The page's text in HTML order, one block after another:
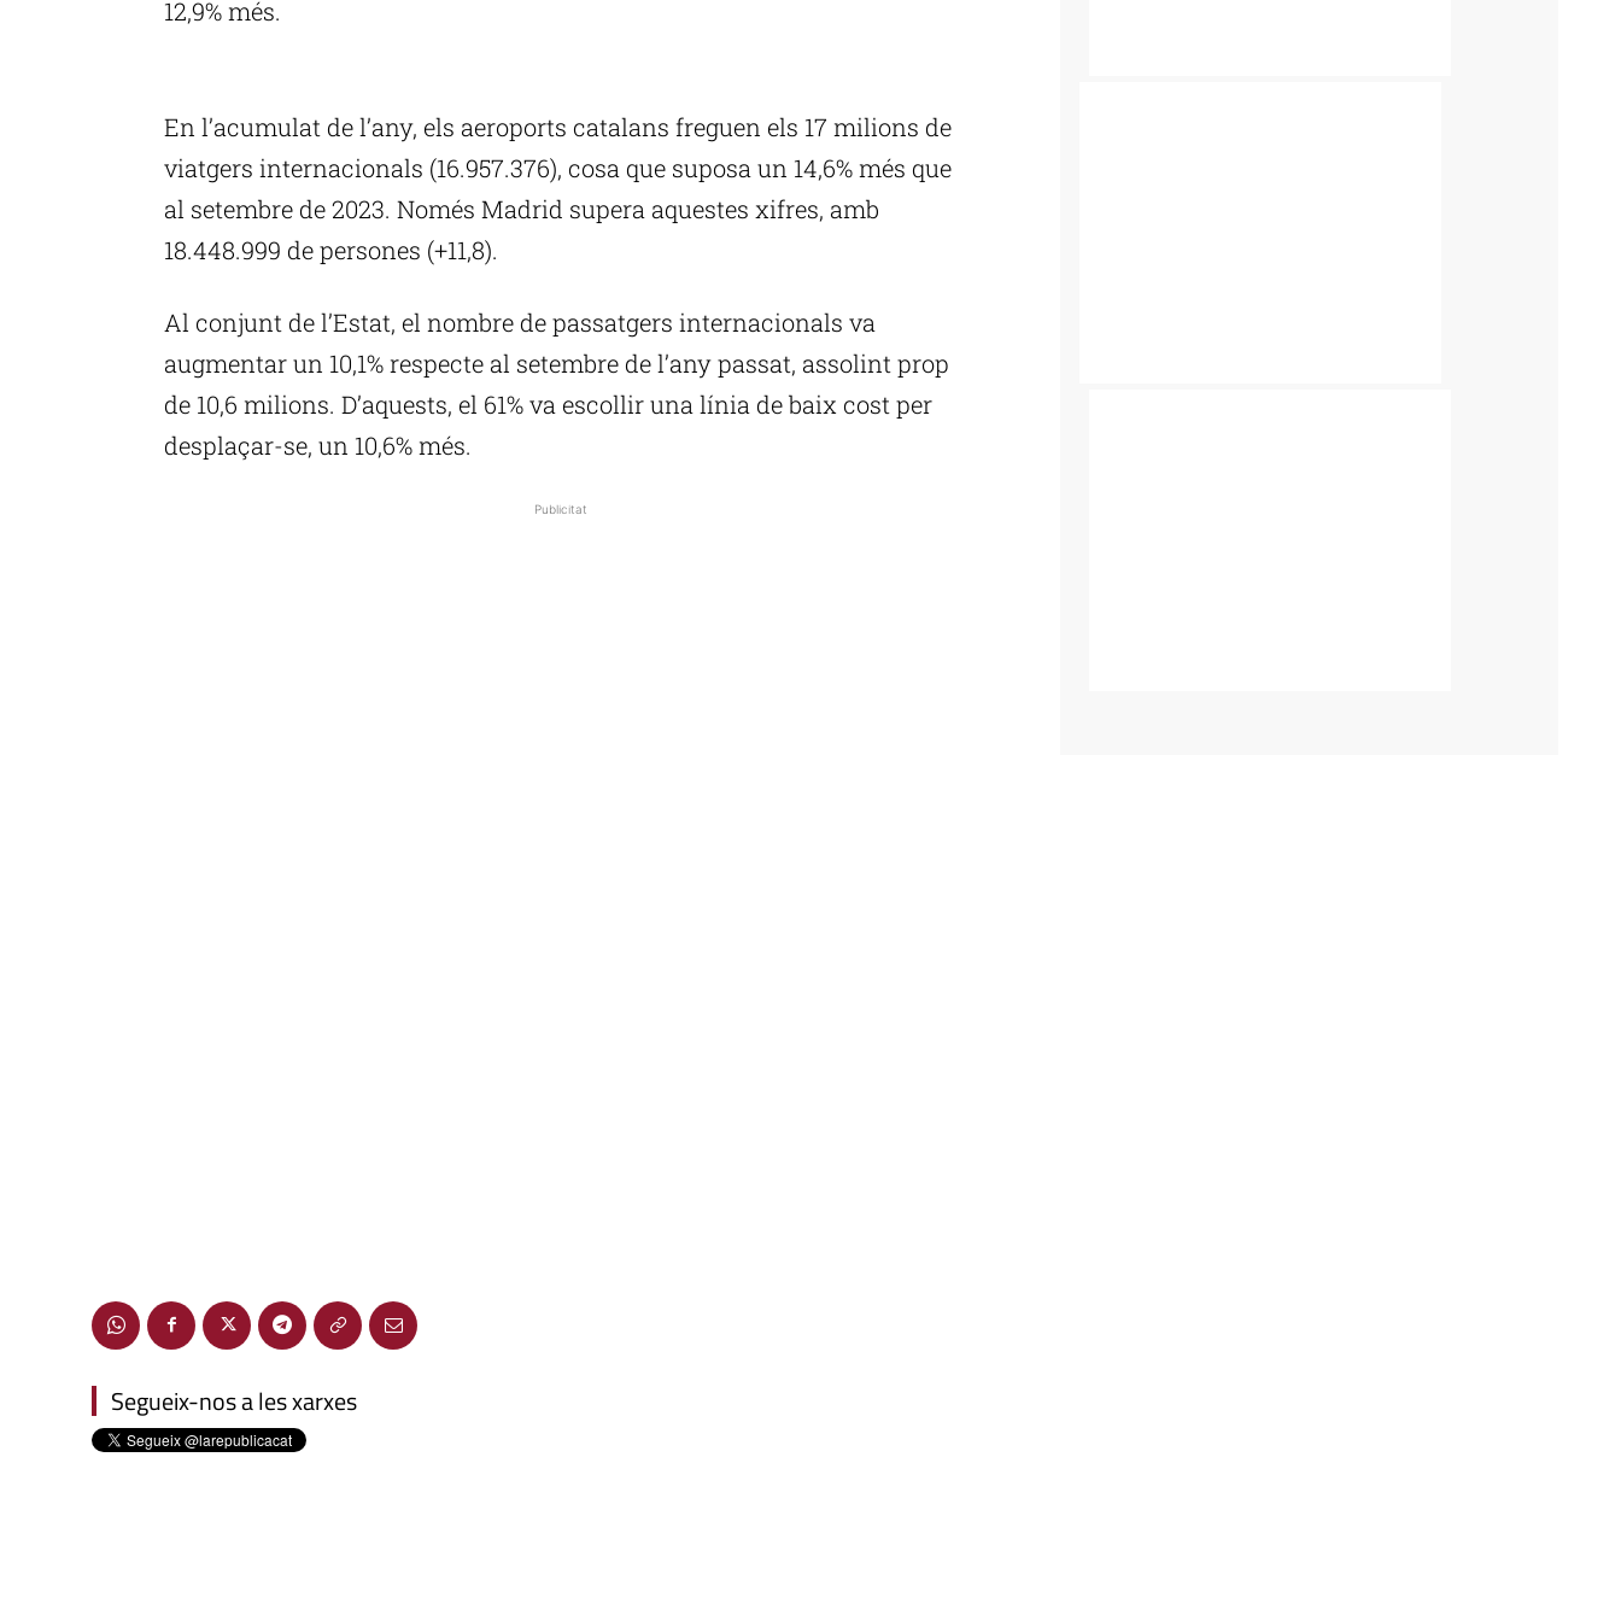
12,9% més.
En l’acumulat de l’any, els aeroports catalans freguen els 17 milions de
viatgers internacionals (16.957.376), cosa que suposa un 14,6% més que
al setembre de 2023. Només Madrid supera aquestes xifres, amb
18.448.999 de persones (+11,8).
Al conjunt de l’Estat, el nombre de passatgers internacionals va
augmentar un 10,1% respecte al setembre de l’any passat, assolint prop
de 10,6 milions. D’aquests, el 61% va escollir una línia de baix cost per
desplaçar-se, un 10,6% més.
Publicitat
Segueix-nos a les xarxes